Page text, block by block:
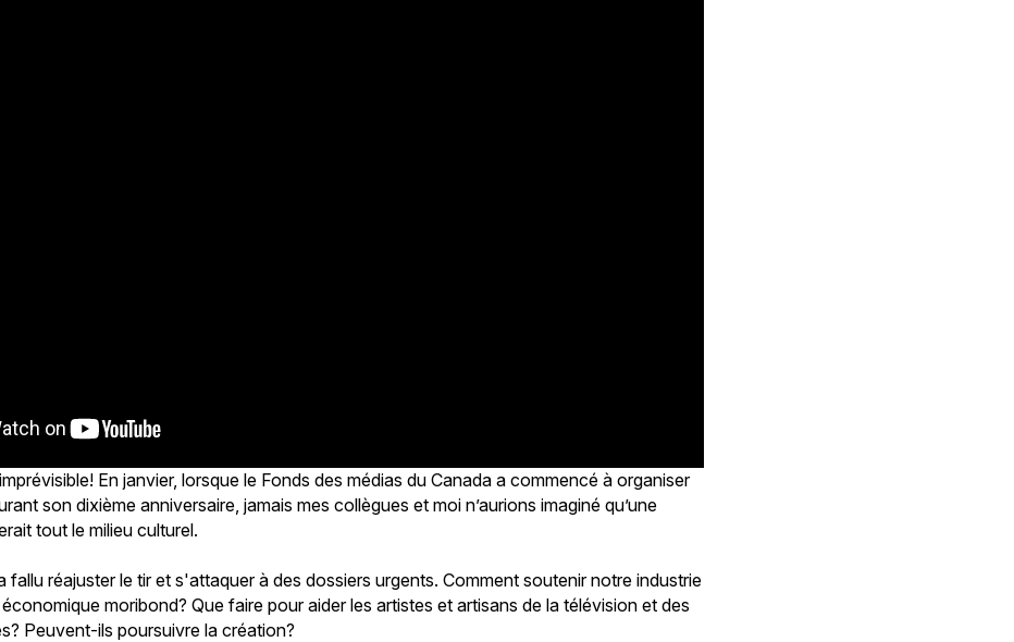
En janvier, lorsque le Fonds des médias du Canada a commencé à organiser
son dixième anniversaire, jamais mes collègues et moi n’aurions imaginé qu’une
tout le milieu culturel.
fallu réajuster le tir et s'attaquer à des dossiers urgents. Comment soutenir notre industrie
moribond? Que faire pour aider les artistes et artisans de la télévision et des
Peuvent-ils poursuivre la création?